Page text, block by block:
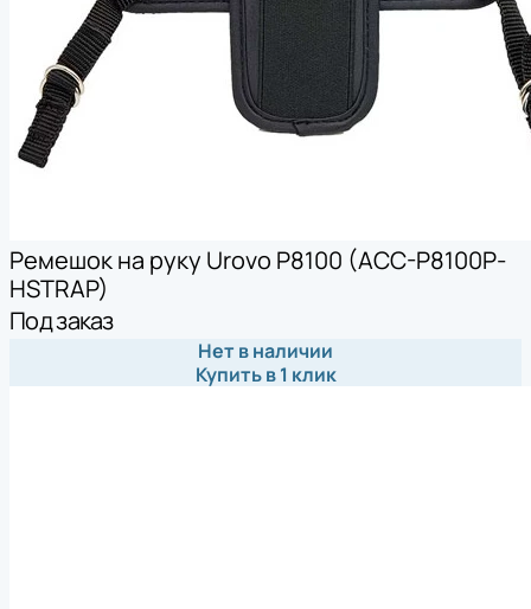
Ремешок на руку Urovo P8100 (ACC-P8100P-
HSTRAP)
Под заказ
Нет в наличии
Купить в 1 клик